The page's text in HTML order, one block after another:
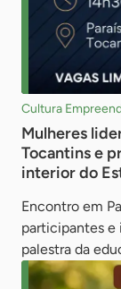
Cultura
Mulheres
Tocantins e
interior do
Encontro em
participantes e
palestra da